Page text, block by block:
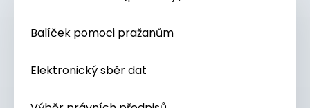
Balíček pomoci pražanům
Elektronický sběr dat